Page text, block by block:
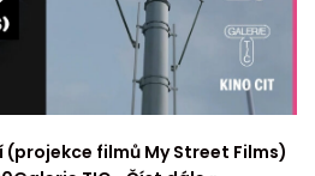
(projekce filmů My Street Films)